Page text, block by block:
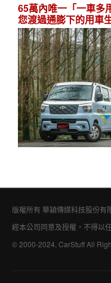
65萬內唯一「一車多
您渡過通膨下的用車
版權所有 華穎傳媒科技股份有
經本公司同意及授權，不得以
© 2000-2024, CarStuff All